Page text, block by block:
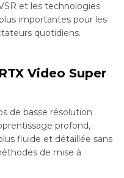
et les technologies
importantes pour les
quotidiens.
Video Super
de basse résolution
profond,
fluide et détaillée sans
de mise à